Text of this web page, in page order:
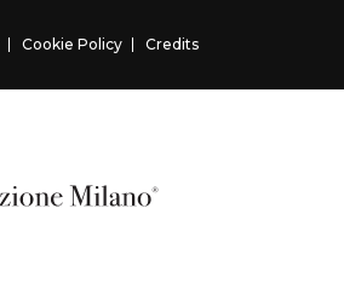
Cookie Policy Credits